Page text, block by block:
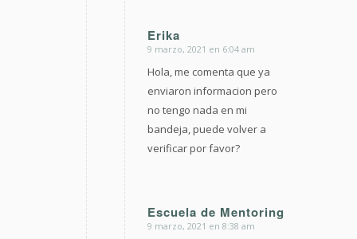
Erika
Dice:
9 marzo, 2021 en 6:04 am
Hola, me comenta que ya
enviaron informacion pero
no tengo nada en mi
bandeja, puede volver a
verificar por favor?
Escuela de Mentoring
Dice:
9 marzo, 2021 en 8:38 am